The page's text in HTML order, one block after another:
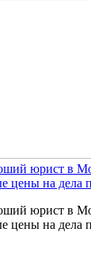
юрист в
цены на
юрист в
цены на